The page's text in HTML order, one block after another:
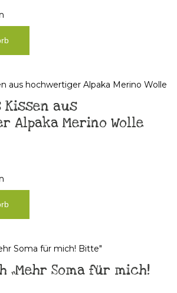
aus
Alpaka Merino Wolle
„Mehr Soma für mich!